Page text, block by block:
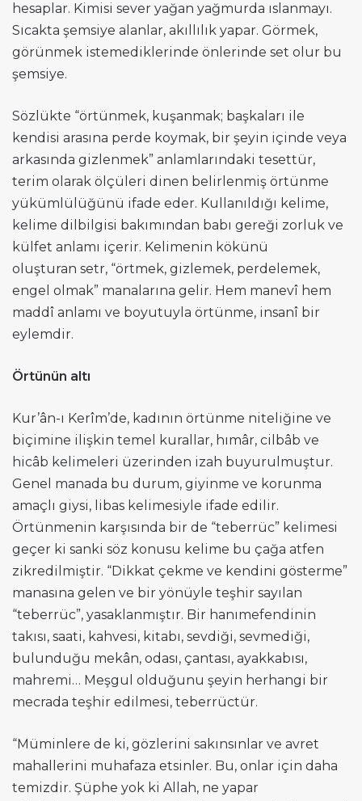
hesaplar. Kimisi sever yağan yağmurda ıslanmayı.
Sıcakta şemsiye alanlar, akıllılık yapar. Görmek,
görünmek istemediklerinde önlerinde set olur bu
şemsiye.
Sözlükte “örtünmek, kuşanmak; başkaları ile
kendisi arasına perde koymak, bir şeyin içinde veya
arkasında gizlenmek” anlamlarındaki tesettür,
terim olarak ölçüleri dinen belirlenmiş örtünme
yükümlülüğünü ifade eder. Kullanıldığı kelime,
kelime dilbilgisi bakımından babı gereği zorluk ve
külfet anlamı içerir. Kelimenin kökünü
oluşturan setr, “örtmek, gizlemek, perdelemek,
engel olmak” manalarına gelir. Hem manevî hem
maddî anlamı ve boyutuyla örtünme, insanî bir
eylemdir.
Örtünün altı
Kur’ân-ı Kerîm’de, kadının örtünme niteliğine ve
biçimine ilişkin temel kurallar, hımâr, cilbâb ve
hicâb kelimeleri üzerinden izah buyurulmuştur.
Genel manada bu durum, giyinme ve korunma
amaçlı giysi, libas kelimesiyle ifade edilir.
Örtünmenin karşısında bir de “teberrüc” kelimesi
geçer ki sanki söz konusu kelime bu çağa atfen
zikredilmiştir. “Dikkat çekme ve kendini gösterme”
manasına gelen ve bir yönüyle teşhir sayılan
“teberrüc”, yasaklanmıştır. Bir hanımefendinin
takısı, saati, kahvesi, kitabı, sevdiği, sevmediği,
bulunduğu mekân, odası, çantası, ayakkabısı,
mahremi… Meşgul olduğunu şeyin herhangi bir
mecrada teşhir edilmesi, teberrüctür.
“Müminlere de ki, gözlerini sakınsınlar ve avret
mahallerini muhafaza etsinler. Bu, onlar için daha
temizdir. Şüphe yok ki Allah, ne yapar